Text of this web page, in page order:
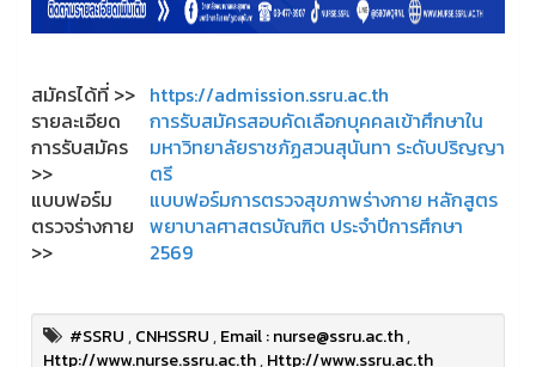
สมัครได้ที่ >> https://admission.ssru.ac.th
รายละเอียด
การรับสมัคร
>>
การรับสมัครสอบคัดเลือกบุคคลเข้าศึกษาใน
มหาวิทยาลัยราชภัฏสวนสุนันทา ระดับปริญญา
ตรี
แบบฟอร์ม
ตรวจร่างกาย
>>
แบบฟอร์มการตรวจสุขภาพร่างกาย หลักสูตร
พยาบาลศาสตรบัณฑิต ประจำปีการศึกษา
2569
#SSRU,CNHSSRU,Email : nurse@ssru.ac.th,
Http://www.nurse.ssru.ac.th,Http://www.ssru.ac.th